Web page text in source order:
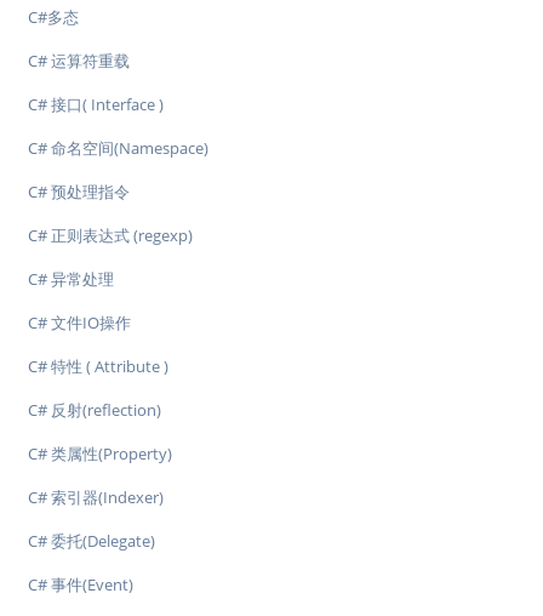
C#多态
C# 运算符重载
C# 接口( Interface )
C# 命名空间(Namespace)
C# 预处理指令
C# 正则表达式 (regexp)
C# 异常处理
C# 文件IO操作
C# 特性 ( Attribute )
C# 反射(reflection)
C# 类属性(Property)
C# 索引器(Indexer)
C# 委托(Delegate)
C# 事件(Event)